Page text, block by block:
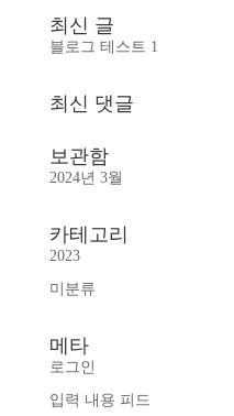
최신 글
블로그 테스트 1
최신 댓글
보관함
2024년 3월
카테고리
2023
미분류
메타
로그인
입력 내용 피드